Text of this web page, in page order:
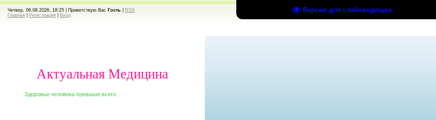
Версия для слабовидящих
Четвер, 06.08.2026, 18:25 | Приветствую Вас Гость
RSS
Главная
Регистрация Вход
Актуальная Медицина
Здоровье человека превыше всего.